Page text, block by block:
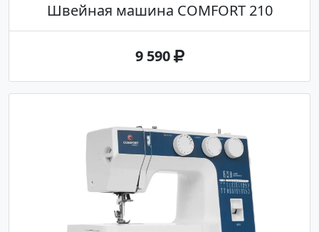
Швейная машина COMFORT 210
9 590